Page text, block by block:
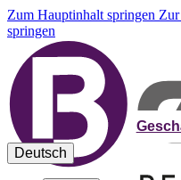
Zum Hauptinhalt springen Zur
springen
Deutsch